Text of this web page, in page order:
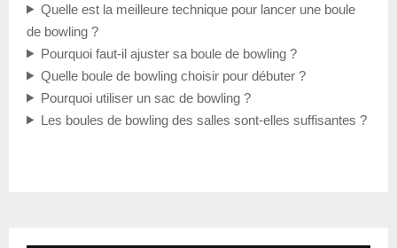
Quelle est la meilleure technique pour lancer une boule
de bowling ?
Pourquoi faut-il ajuster sa boule de bowling ?
Quelle boule de bowling choisir pour débuter ?
Pourquoi utiliser un sac de bowling ?
Les boules de bowling des salles sont-elles suffisantes ?